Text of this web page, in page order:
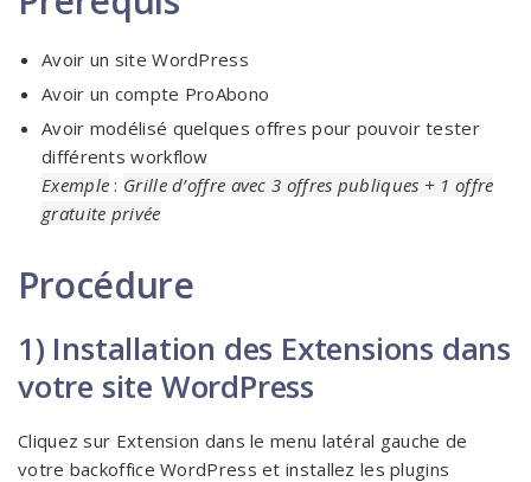
Avoir un site WordPress
Avoir un compte ProAbono
Avoir modélisé quelques offres pour pouvoir tester
différents workflow
Exemple : Grille d’offre avec 3 offres publiques + 1 offre
gratuite privée
Procédure
1) Installation des Extensions dans
votre site WordPress
Cliquez sur Extension dans le menu latéral gauche de
votre backoffice WordPress et installez les plugins